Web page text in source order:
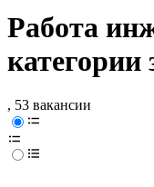
Работа
категории
, 53 вакансии